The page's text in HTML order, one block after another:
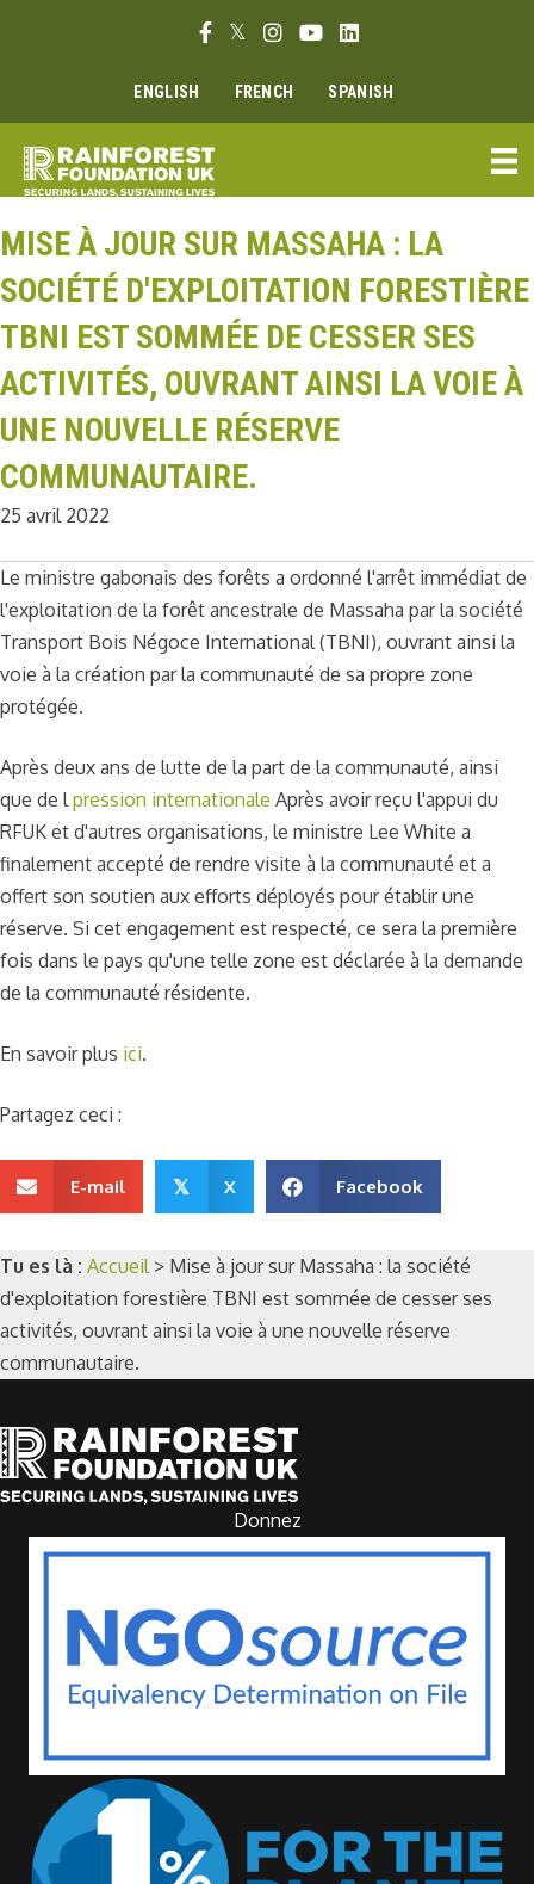
Lien Facebook
Lien Twitter
Lien Instagram
Lien Youtube
Linkedin link
ENGLISH FRENCH SPANISH
MISE À JOUR SUR MASSAHA : LA
SOCIÉTÉ D'EXPLOITATION FORESTIÈRE
TBNI EST SOMMÉE DE CESSER SES
ACTIVITÉS, OUVRANT AINSI LA VOIE À
UNE NOUVELLE RÉSERVE
COMMUNAUTAIRE.
25 avril 2022
Le ministre gabonais des forêts a ordonné l'arrêt immédiat de
l'exploitation de la forêt ancestrale de Massaha par la société
Transport Bois Négoce International (TBNI), ouvrant ainsi la
voie à la création par la communauté de sa propre zone
protégée.
Après deux ans de lutte de la part de la communauté, ainsi
que de l pression internationale Après avoir reçu l'appui du
RFUK et d'autres organisations, le ministre Lee White a
finalement accepté de rendre visite à la communauté et a
offert son soutien aux efforts déployés pour établir une
réserve. Si cet engagement est respecté, ce sera la première
fois dans le pays qu'une telle zone est déclarée à la demande
de la communauté résidente.
En savoir plus ici.
Partagez ceci :
E-mail 𝕏 X Facebook
Tu es là : Accueil > Mise à jour sur Massaha : la société
d'exploitation forestière TBNI est sommée de cesser ses
activités, ouvrant ainsi la voie à une nouvelle réserve
communautaire.
Donnez